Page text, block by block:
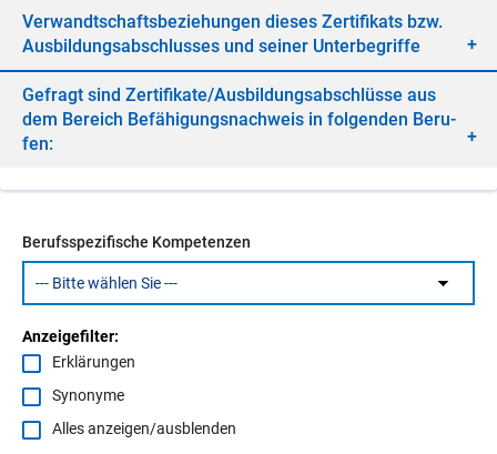
Ver­wandt­schafts­be­zie­hun­gen die­ses Zer­ti­fi­kats bzw.
Aus­bil­dungs­ab­schlus­ses und sei­ner Un­ter­be­grif­fe
Ge­fragt sind Zer­ti­fi­ka­te/​Aus­bil­dungs­ab­schlüs­se aus
dem Be­reich Be­fä­hi­gungs­nach­weis in fol­gen­den Be­ru­
fen:
Berufsspezifische Kompetenzen
Anzeigefilter:
Erklärungen
Synonyme
Alles anzeigen/ausblenden